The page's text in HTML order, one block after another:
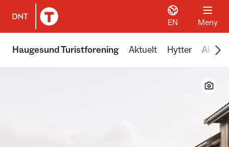
Til DNT.no forside
EN Meny
Haugesund Turistforening Aktuelt Hytter